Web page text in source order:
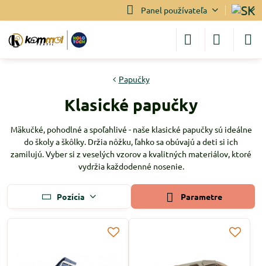
Panel používateľa
Papučky
Klasické papučky
Mäkučké, pohodlné a spoľahlivé - naše klasické papučky sú ideálne
do školy a škôlky. Držia nôžku, ľahko sa obúvajú a deti si ich
zamilujú. Vyber si z veselých vzorov a kvalitných materiálov, ktoré
vydržia každodenné nosenie.
Pozícia Parametre